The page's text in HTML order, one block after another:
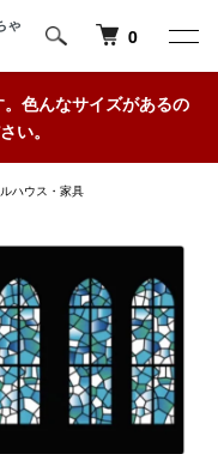
ゃ
0
色んなサイズがあるの
い。
ルハウス・家具